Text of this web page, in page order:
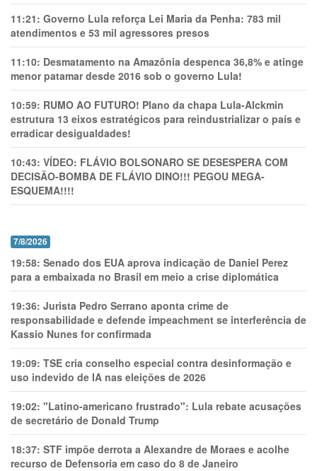
11:21: Governo Lula reforça Lei Maria da Penha: 783 mil
atendimentos e 53 mil agressores presos
11:10: Desmatamento na Amazônia despenca 36,8% e atinge
menor patamar desde 2016 sob o governo Lula!
10:59: RUMO AO FUTURO! Plano da chapa Lula-Alckmin
estrutura 13 eixos estratégicos para reindustrializar o país e
erradicar desigualdades!
10:43: VÍDEO: FLÁVIO BOLSONARO SE DESESPERA COM
DECISÃO-BOMBA DE FLÁVIO DINO!!! PEGOU MEGA-
ESQUEMA!!!!
7/8/2026
19:58: Senado dos EUA aprova indicação de Daniel Perez
para a embaixada no Brasil em meio a crise diplomática
19:36: Jurista Pedro Serrano aponta crime de
responsabilidade e defende impeachment se interferência de
Kassio Nunes for confirmada
19:09: TSE cria conselho especial contra desinformação e
uso indevido de IA nas eleições de 2026
19:02: "Latino-americano frustrado": Lula rebate acusações
de secretário de Donald Trump
18:37: STF impõe derrota a Alexandre de Moraes e acolhe
recurso de Defensoria em caso do 8 de Janeiro